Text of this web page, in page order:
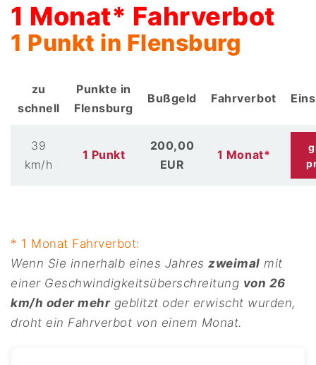
1 Monat* Fahrverbot
1 Punkt in Flensburg
zu
schnell
Punkte in
Flensburg
Bußgeld Fahrverbot
39
km/h
1 Punkt
200,00
EUR
1 Monat*
* 1 Monat Fahrverbot:
Wenn Sie innerhalb eines Jahreszweimal mit
einer Geschwindigkeitsüberschreitung von 26
km/h oder mehrgeblitzt oder erwischt wurden,
droht ein Fahrverbot von einem Monat.